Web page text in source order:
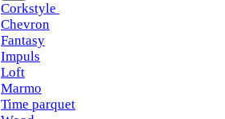
Corkstyle
Chevron
Fantasy
Impuls
Loft
Marmo
Time parquet